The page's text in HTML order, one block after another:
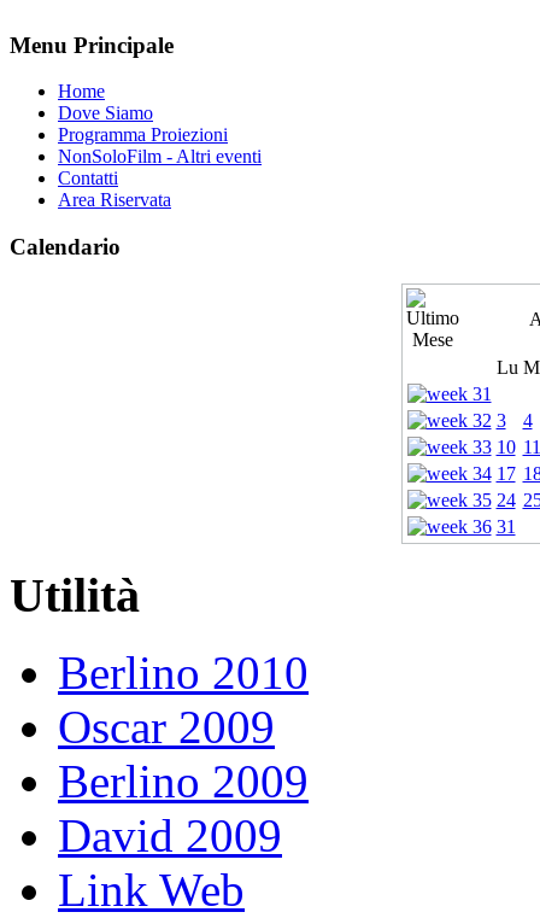
Menu Principale
Home
Dove Siamo
Programma Proiezioni
NonSoloFilm - Altri eventi
Contatti
Area Riservata
Calendario
Lu
3
4
10 11
17
24
31
Utilità
Berlino 2010
Oscar 2009
Berlino 2009
David 2009
Link Web